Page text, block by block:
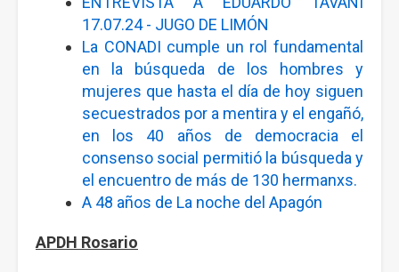
17.07.24 - JUGO DE LIMÓN
La CONADI cumple un rol fundamental
en la búsqueda de los hombres y
mujeres que hasta el día de hoy siguen
secuestrados por a mentira y el engañó,
en los 40 años de democracia el
consenso social permitió la búsqueda y
el encuentro de más de 130 hermanxs.
A 48 años de La noche del Apagón
APDH Rosario